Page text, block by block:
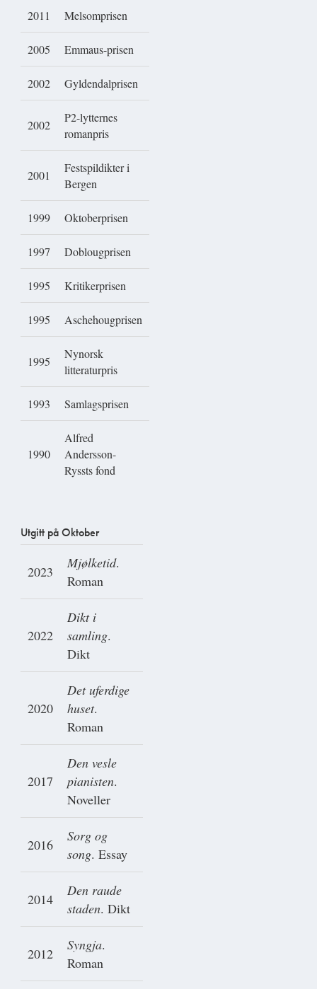
2011 Melsomprisen
2005 Emmaus-prisen
2002 Gyldendalprisen
2002
P2-lytternes
romanpris
2001
Festspildikter i
Bergen
1999 Oktoberprisen
1997 Doblougprisen
1995 Kritikerprisen
1995 Aschehougprisen
1995
Nynorsk
litteraturpris
1993 Samlagsprisen
1990
Alfred
Andersson-
Ryssts fond
Utgitt på Oktober
2023
Mjølketid.
Roman
2022
Dikt i
samling.
Dikt
2020
Det uferdige
huset.
Roman
2017
Den vesle
pianisten.
Noveller
2016
Sorg og
song. Essay
2014
Den raude
staden. Dikt
2012
Syngja.
Roman